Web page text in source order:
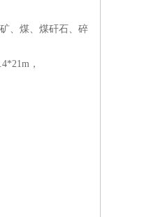
、煤、煤矸石、碎
，